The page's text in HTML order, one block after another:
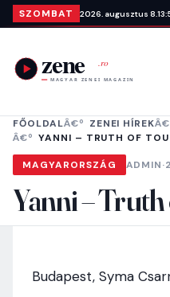
Ugrás a tartalomra
SZOMBAT 2026. augusztus 8.
FŐOLDAL ZENEI HÍREK
YANNI – TRUTH OF
MAGYARORSZÁG ADMIN·
Yanni –
Budapest, Syma